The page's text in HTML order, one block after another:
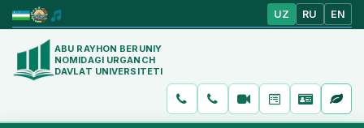
UZ RU EN
ABU RAYHON BERUNIY
NOMIDAGI URGANCH
DAVLAT UNIVERSITETI